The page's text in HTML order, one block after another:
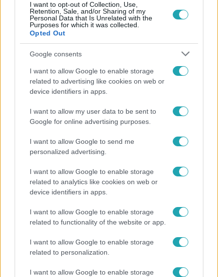
I want to opt-out of Collection, Use,
Retention, Sale, and/or Sharing of my
Personal Data that Is Unrelated with the
Purposes for which it was collected.
Opted Out
Google consents
I want to allow Google to enable storage
related to advertising like cookies on web or
device identifiers in apps.
I want to allow my user data to be sent to
Google for online advertising purposes.
I want to allow Google to send me
personalized advertising.
I want to allow Google to enable storage
related to analytics like cookies on web or
device identifiers in apps.
I want to allow Google to enable storage
related to functionality of the website or app.
I want to allow Google to enable storage
related to personalization.
I want to allow Google to enable storage
Hazaszállították a kórházból Kati nénit, a házuk
Életmód